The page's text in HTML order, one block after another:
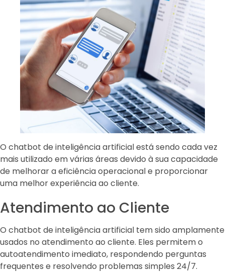
O chatbot de inteligência artificial está sendo cada vez
mais utilizado em várias áreas devido à sua capacidade
de melhorar a eficiência operacional e proporcionar
uma melhor experiência ao cliente.
Atendimento ao Cliente
O chatbot de inteligência artificial tem sido amplamente
usados no atendimento ao cliente. Eles permitem o
autoatendimento imediato, respondendo perguntas
frequentes e resolvendo problemas simples 24/7.